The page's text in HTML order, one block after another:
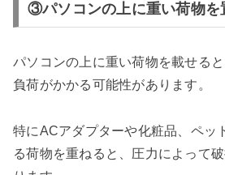
③パソコンの上に重い荷物を
パソコンの上に重い荷物を載せる
負荷がかかる可能性があります。
特にACアダプターや化粧品、ペッ
る荷物を重ねると、圧力によって